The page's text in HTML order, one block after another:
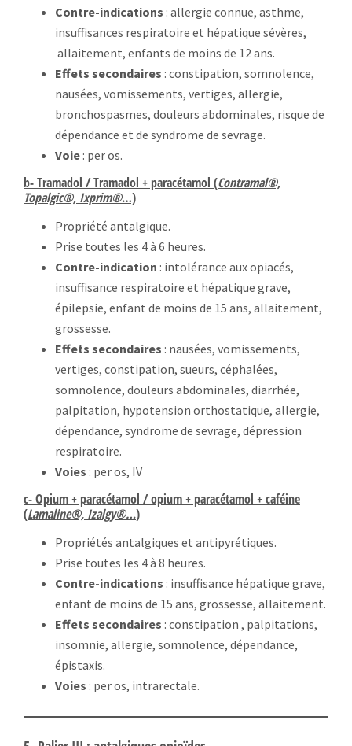
Contre-indications : allergie connue, asthme,
insuffisances respiratoire et hépatique sévères,
allaitement, enfants de moins de 12 ans.
Effets secondaires : constipation, somnolence,
nausées, vomissements, vertiges, allergie,
bronchospasmes, douleurs abdominales, risque de
dépendance et de syndrome de sevrage.
Voie : per os.
b- Tramadol / Tramadol + paracétamol (Contramal®,
Topalgic®, Ixprim®…)
Propriété antalgique.
Prise toutes les 4 à 6 heures.
Contre-indication : intolérance aux opiacés,
insuffisance respiratoire et hépatique grave,
épilepsie, enfant de moins de 15 ans, allaitement,
grossesse.
Effets secondaires : nausées, vomissements,
vertiges, constipation, sueurs, céphalées,
somnolence, douleurs abdominales, diarrhée,
palpitation, hypotension orthostatique, allergie,
dépendance, syndrome de sevrage, dépression
respiratoire.
Voies : per os, IV
c- Opium + paracétamol / opium + paracétamol + caféine
(Lamaline®, Izalgy®…)
Propriétés antalgiques et antipyrétiques.
Prise toutes les 4 à 8 heures.
Contre-indications : insuffisance hépatique grave,
enfant de moins de 15 ans, grossesse, allaitement.
Effets secondaires : constipation , palpitations,
insomnie, allergie, somnolence, dépendance,
épistaxis.
Voies : per os, intrarectale.